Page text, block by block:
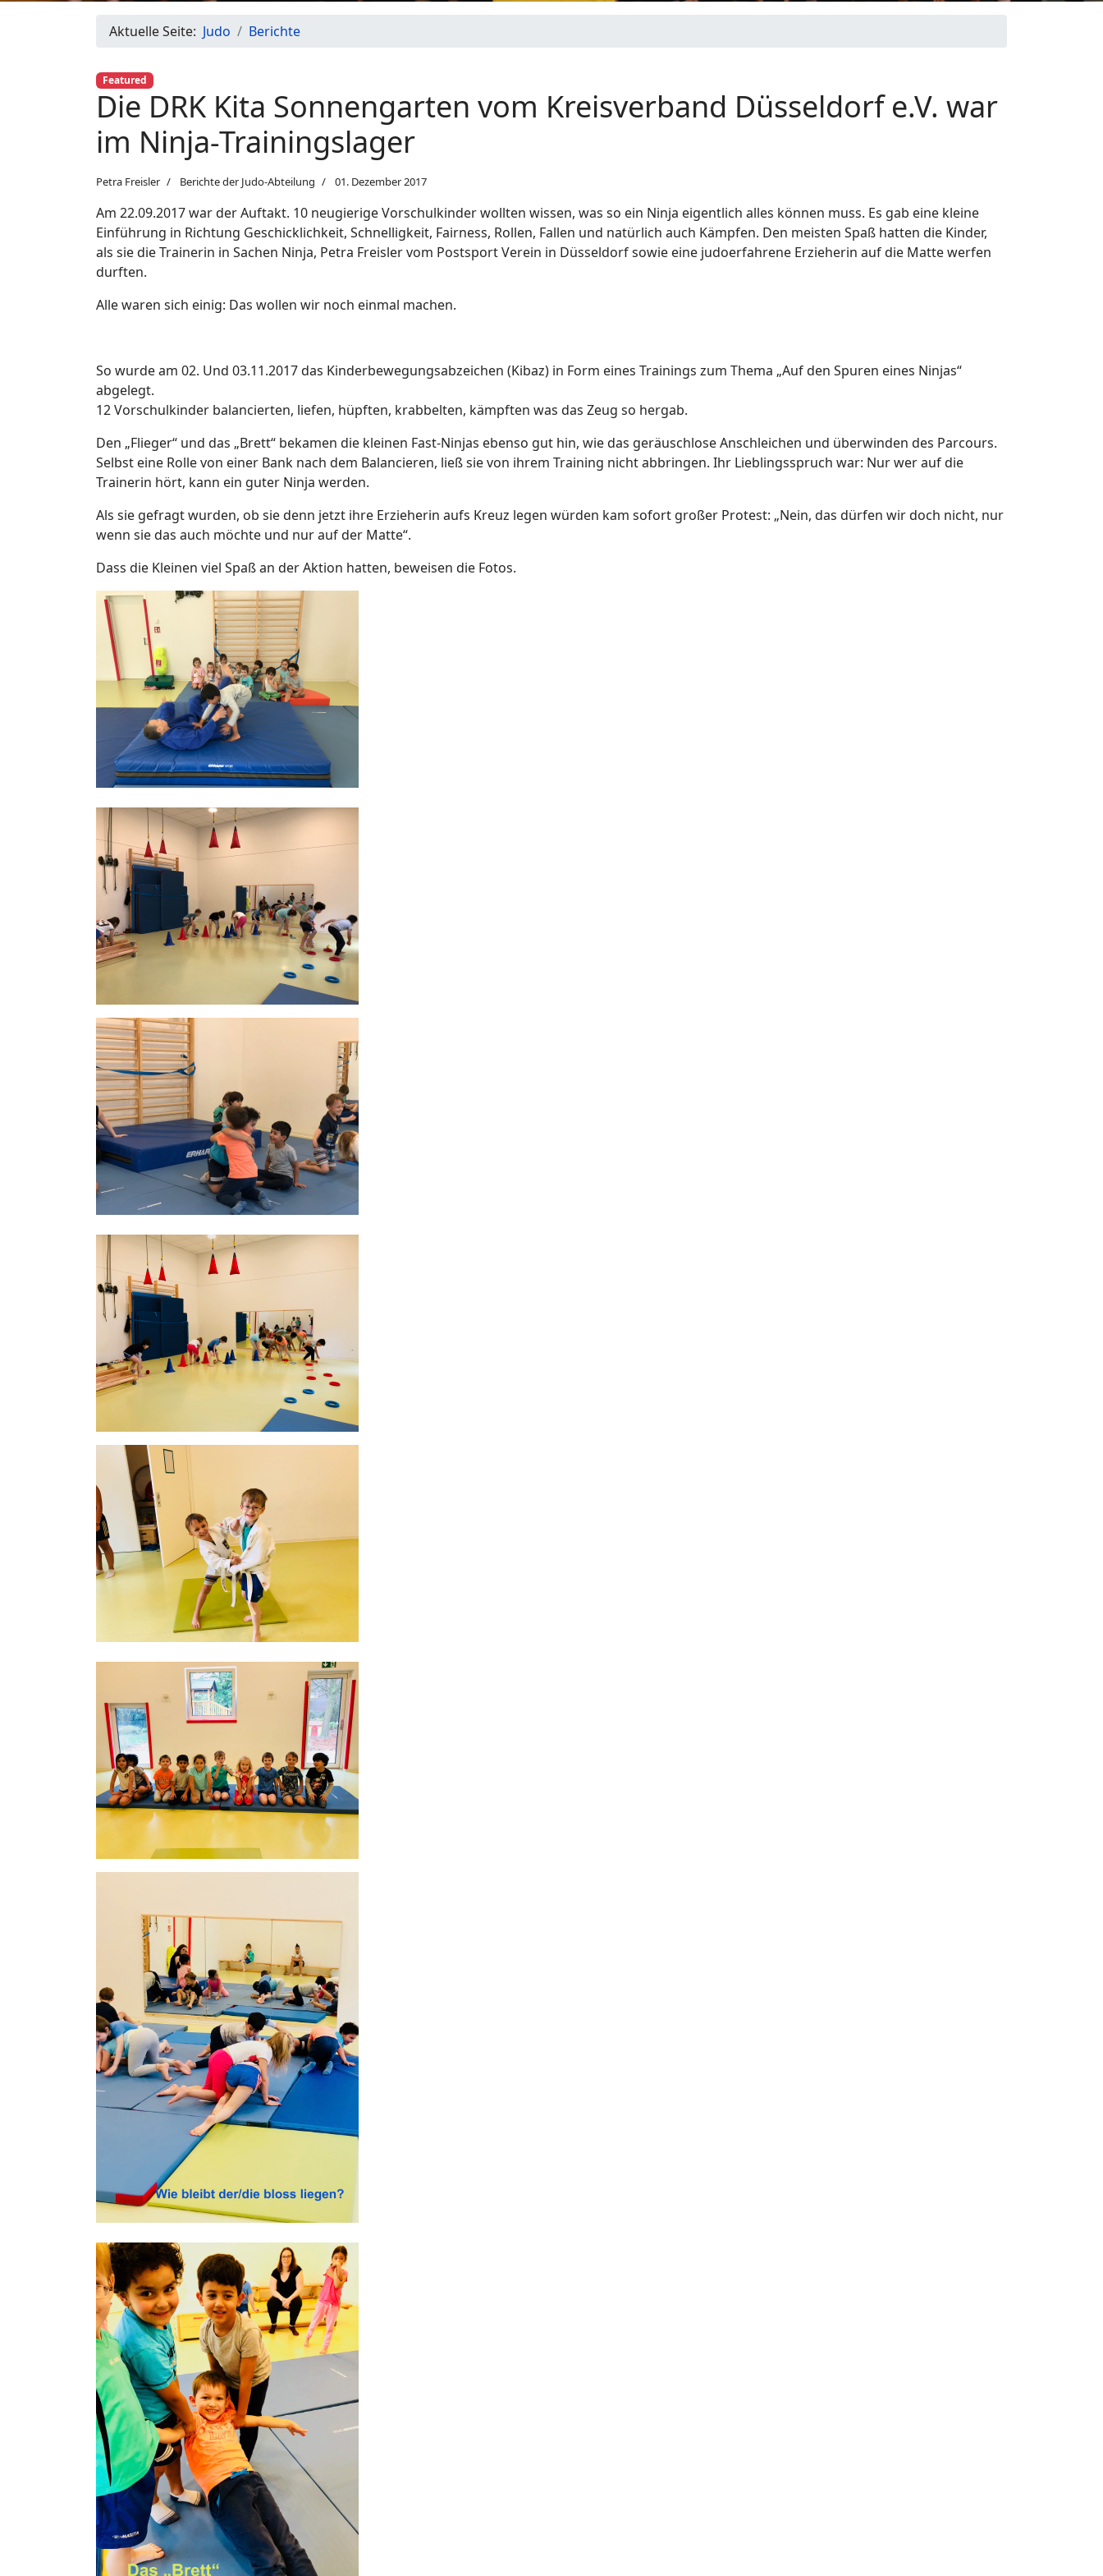
Aktuelle Seite: Judo Berichte
Featured
Die DRK Kita Sonnengarten vom Kreisverband Düsseldorf e.V. war
im Ninja-Trainingslager
Petra Freisler Berichte der Judo-Abteilung 01. Dezember 2017
Am 22.09.2017 war der Auftakt. 10 neugierige Vorschulkinder wollten wissen, was so ein Ninja eigentlich alles können muss. Es gab eine kleine
Einführung in Richtung Geschicklichkeit, Schnelligkeit, Fairness, Rollen, Fallen und natürlich auch Kämpfen. Den meisten Spaß hatten die Kinder,
als sie die Trainerin in Sachen Ninja, Petra Freisler vom Postsport Verein in Düsseldorf sowie eine judoerfahrene Erzieherin auf die Matte werfen
durften.
Alle waren sich einig: Das wollen wir noch einmal machen.
So wurde am 02. Und 03.11.2017 das Kinderbewegungsabzeichen (Kibaz) in Form eines Trainings zum Thema „Auf den Spuren eines Ninjas“
abgelegt.
12 Vorschulkinder balancierten, liefen, hüpften, krabbelten, kämpften was das Zeug so hergab.
Den „Flieger“ und das „Brett“ bekamen die kleinen Fast-Ninjas ebenso gut hin, wie das geräuschlose Anschleichen und überwinden des Parcours.
Selbst eine Rolle von einer Bank nach dem Balancieren, ließ sie von ihrem Training nicht abbringen. Ihr Lieblingsspruch war: Nur wer auf die
Trainerin hört, kann ein guter Ninja werden.
Als sie gefragt wurden, ob sie denn jetzt ihre Erzieherin aufs Kreuz legen würden kam sofort großer Protest: „Nein, das dürfen wir doch nicht, nur
wenn sie das auch möchte und nur auf der Matte“.
Dass die Kleinen viel Spaß an der Aktion hatten, beweisen die Fotos.